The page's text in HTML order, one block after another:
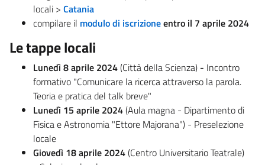
locali > Catania
compilare il modulo di iscrizioneentro il 7 aprile 2024
Le tappe locali
Lunedì 8 aprile 2024(Città della Scienza) - Incontro
formativo "Comunicare la ricerca attraverso la parola.
Teoria e pratica del talk breve"
Lunedì 15 aprile 2024(Aula magna - Dipartimento di
Fisica e Astronomia "Ettore Majorana") - Preselezione
locale
Giovedì 18 aprile 2024(Centro Universitario Teatrale)